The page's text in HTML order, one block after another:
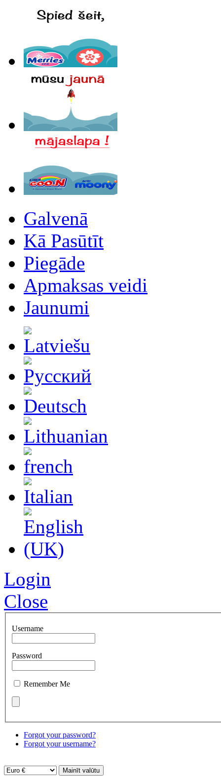
Galvenā
Kā Pasūtīt
Piegāde
Apmaksas veidi
Jaunumi
Login
Close
Username
Password
Remember Me
Forgot your password?
Forgot your username?